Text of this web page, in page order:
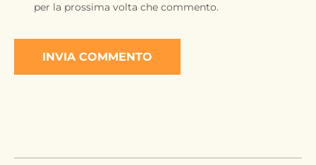
per la prossima volta che commento.